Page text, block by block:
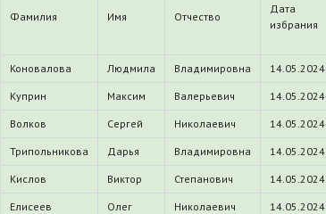
Фамилия Имя Отчество
Дата
избрания
Коновалова Людмила Владимировна 14.05.2024
Куприн Максим Валерьевич 14.05.2024
Волков Сергей Николаевич 14.05.2024
Трипольникова Дарья Владимировна 14.05.2024
Кислов Виктор Степанович 14.05.2024
Елисеев Олег Николаевич 14.05.2024